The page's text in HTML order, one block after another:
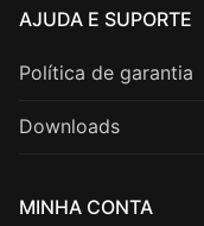
AJUDA E SUPORTE
Política de garantia
Downloads
MINHA CONTA